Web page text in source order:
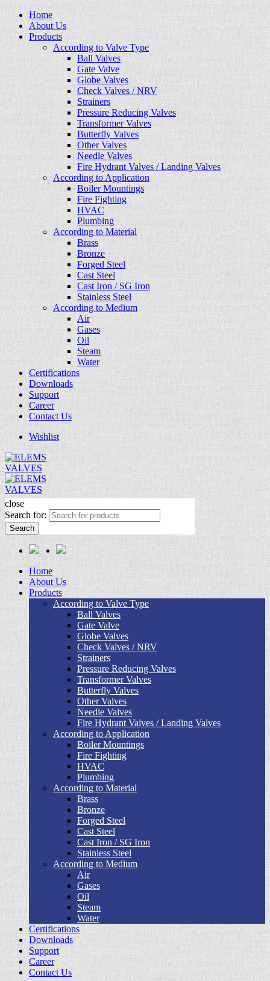
Home
About Us
Products
According to Valve Type
Ball Valves
Gate Valve
Globe Valves
Check Valves / NRV
Strainers
Pressure Reducing Valves
Transformer Valves
Butterfly Valves
Other Valves
Needle Valves
Fire Hydrant Valves / Landing Valves
According to Application
Boiler Mountings
Fire Fighting
HVAC
Plumbing
According to Material
Brass
Bronze
Forged Steel
Cast Steel
Cast Iron / SG Iron
Stainless Steel
According to Medium
Air
Gases
Oil
Steam
Water
Certifications
Downloads
Support
Career
Contact Us
Wishlist
close
Search for:
Search
Home
About Us
Products
According to Valve Type
Ball Valves
Gate Valve
Globe Valves
Check Valves / NRV
Strainers
Pressure Reducing Valves
Transformer Valves
Butterfly Valves
Other Valves
Needle Valves
Fire Hydrant Valves / Landing Valves
According to Application
Boiler Mountings
Fire Fighting
HVAC
Plumbing
According to Material
Brass
Bronze
Forged Steel
Cast Steel
Cast Iron / SG Iron
Stainless Steel
According to Medium
Air
Gases
Oil
Steam
Water
Certifications
Downloads
Support
Career
Contact Us